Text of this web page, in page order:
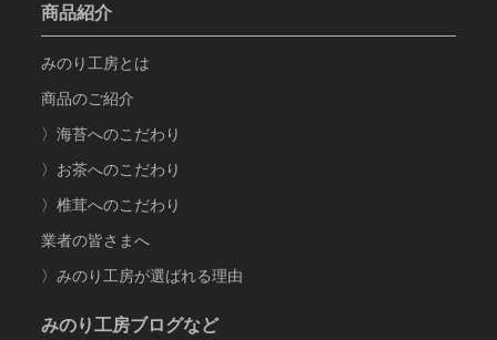
商品紹介
みのり工房とは
商品のご紹介
〉海苔へのこだわり
〉お茶へのこだわり
〉椎茸へのこだわり
業者の皆さまへ
〉みのり工房が選ばれる理由
みのり工房ブログなど